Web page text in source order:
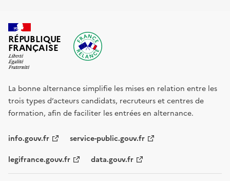
RÉPUBLIQUE
FRANÇAISE
La bonne alternance simplifie les mises en relation entre les
trois types d’acteurs candidats, recruteurs et centres de
formation, afin de faciliter les entrées en alternance.
info.gouv.fr service-public.gouv.fr
legifrance.gouv.fr data.gouv.fr